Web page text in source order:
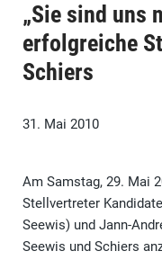
„Sie sind uns
erfolgreiche
Schiers
31. Mai 2010
Am Samstag, 29. Mai
Stellvertreter
Seewis) und Jann-
Seewis und Schiers